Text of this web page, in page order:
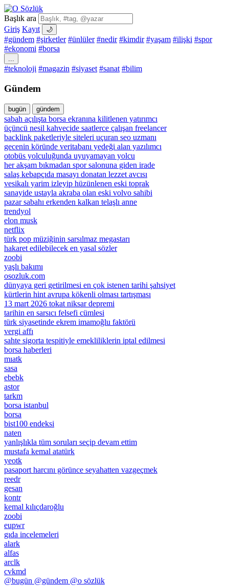
Başlık ara
Giriş Kayıt 🌙
#gündem #şirketler #ünlüler #nedir #kimdir #yaşam #ilişki #spor
#ekonomi #borsa
...
#teknoloji #magazin #siyaset #sanat #bilim
Gündem
bugün gündem
sabah açılışta borsa ekranına kilitlenen yatırımcı
üçüncü nesil kahvecide saatlerce çalışan freelancer
backlink paketleriyle siteleri uçuran seo uzmanı
gecenin köründe veritabanı yedeği alan yazılımcı
otobüs yolculuğunda uyuyamayan yolcu
her akşam bıkmadan spor salonuna giden irade
salaş kebapçıda masayı donatan lezzet avcısı
vesikalı yarim izleyip hüzünlenen eski toprak
sanayide ustayla akraba olan eski volvo sahibi
pazar sabahı erkenden kalkan telaşlı anne
trendyol
elon musk
netflix
türk pop müziğinin sarsılmaz megastarı
hakaret edilebilecek en yasal sözler
zoobi
yaşlı bakımı
osozluk.com
dünyaya geri getirilmesi en çok istenen tarihi şahsiyet
kürtlerin hint avrupa kökenli olması tartışması
13 mart 2026 tokat niksar depremi
tarihin en sarsıcı felsefi cümlesi
türk siyasetinde ekrem imamoğlu faktörü
vergi affı
sahte sigorta tespitiyle emekliliklerin iptal edilmesi
borsa haberleri
mıatk
sasa
ebebk
astor
tarkm
borsa istanbul
borsa
bist100 endeksi
naten
yanlışlıkla tüm soruları seçip devam ettim
mustafa kemal atatürk
yeotk
pasaport harcını görünce seyahatten vazgeçmek
reedr
gesan
kontr
kemal kılıçdaroğlu
zoobi
eupwr
gıda incelemeleri
alark
alfas
arclk
cvkmd
@bugün @gündem @o sözlük